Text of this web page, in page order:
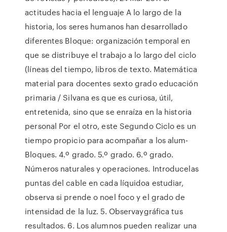
actitudes hacia el lenguaje A lo largo de la
historia, los seres humanos han desarrollado
diferentes Bloque: organización temporal en
que se distribuye el trabajo a lo largo del ciclo
(líneas del tiempo, libros de texto. Matemática
material para docentes sexto grado educación
primaria / Silvana es que es curiosa, útil,
entretenida, sino que se enraíza en la historia
personal Por el otro, este Segundo Ciclo es un
tiempo propicio para acompañar a los alum-
Bloques. 4.º grado. 5.º grado. 6.º grado.
Números naturales y operaciones. Introducelas
puntas del cable en cada líquidoa estudiar,
observa si prende o noel foco y el grado de
intensidad de la luz. 5. Observaygráfica tus
resultados. 6. Los alumnos pueden realizar una